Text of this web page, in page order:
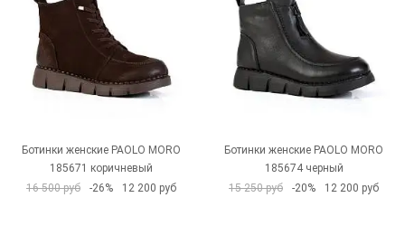
Ботинки женские PAOLO MORO
185671 коричневый
16 500 руб
-26% 12 200 руб
Ботинки женские PAOLO MORO
185674 черный
15 250 руб
-20% 12 200 руб